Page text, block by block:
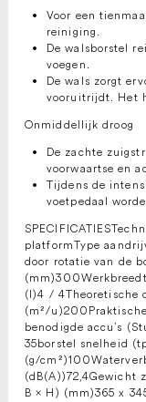
Voor een
reiniging.
De walsborstel
voegen.
De wals zorgt
vooruitrijdt. Het
Onmiddellijk droog
De zachte
voorwaartse en
Tijdens de
voetpedaal
platformType
door rotatie van de
(l)4 / 4Theoretische
(m²/
benodigde accu’s
35borstel snelheid
(g/
(dB(A))72,4Gewicht
B × H) (mm)365 x